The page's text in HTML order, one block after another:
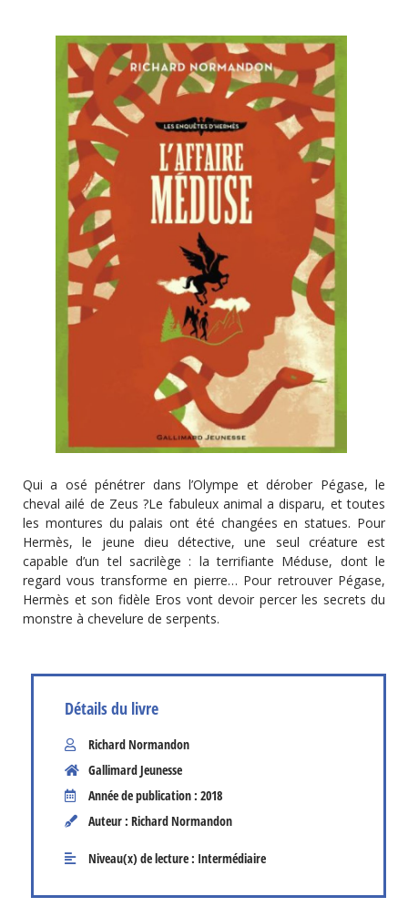
Qui a osé pénétrer dans l’Olympe et dérober Pégase, le
cheval ailé de Zeus ?Le fabuleux animal a disparu, et toutes
les montures du palais ont été changées en statues. Pour
Hermès, le jeune dieu détective, une seul créature est
capable d’un tel sacrilège : la terrifiante Méduse, dont le
regard vous transforme en pierre… Pour retrouver Pégase,
Hermès et son fidèle Eros vont devoir percer les secrets du
monstre à chevelure de serpents.
Détails du livre
Richard Normandon
Gallimard Jeunesse
Année de publication : 2018
Auteur : Richard Normandon
Niveau(x) de lecture : Intermédiaire